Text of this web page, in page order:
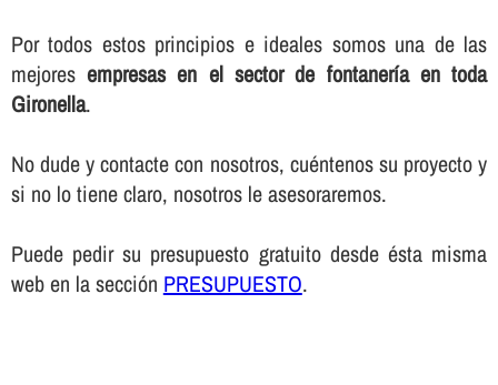
Por todos estos principios e ideales somos una de las
mejoresempresas en el sector de fontanerí­a en toda
Gironella.
No dude y contacte con nosotros, cuéntenos su proyecto y
si no lo tiene claro, nosotros le asesoraremos.
Puede pedir su presupuesto gratuito desde ésta misma
web en la sección PRESUPUESTO.